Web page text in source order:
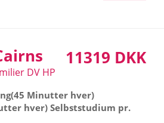
DV HP
11319 DKK
Minutter hver)
hver) Selbststudium pr.